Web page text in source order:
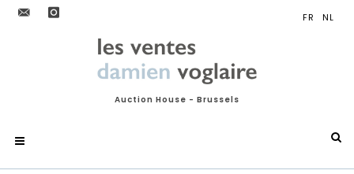
Auction House - Brussels